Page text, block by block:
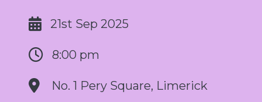
21st Sep 2025
8:00 pm
No. 1 Pery Square, Limerick